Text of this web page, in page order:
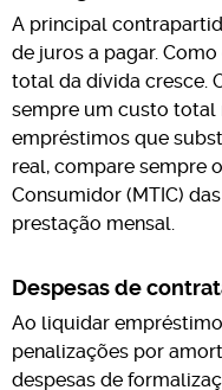
A principal
de juros a pagar.
total da dívida cresce.
sempre um custo total
empréstimos que
real, compare sempre
Consumidor (MTIC)
prestação mensal.
Despesas de
Ao liquidar
penalizações por
despesas de